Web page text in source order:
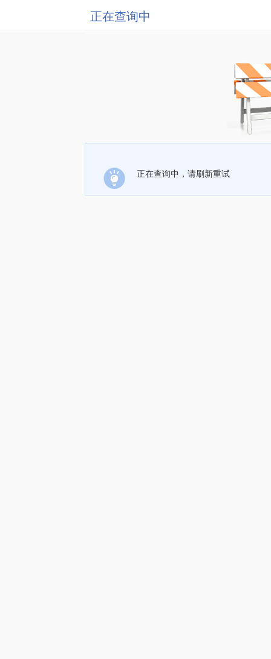
正在查询中
正在查询中，请刷新重试